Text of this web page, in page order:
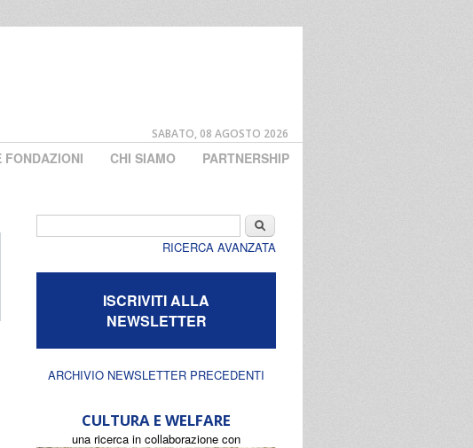
SABATO, 08 AGOSTO 2026
FONDAZIONI CHI SIAMO PARTNERSHIP
Cerca
RICERCA AVANZATA
ISCRIVITI ALLA
NEWSLETTER
ARCHIVIO NEWSLETTER PRECEDENTI
CULTURA E WELFARE
una ricerca in collaborazione con